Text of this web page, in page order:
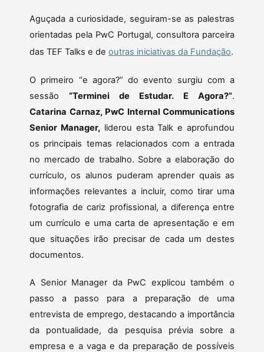
Aguçada a curiosidade, seguiram-se as palestras
orientadas pela PwC Portugal, consultora parceira
das TEF Talks e de outras iniciativas da Fundação.
O primeiro “e agora?” do evento surgiu com a
sessão “Terminei de Estudar. E Agora?”.
Catarina Carnaz, PwC Internal Communications
Senior Manager,liderou esta Talk e aprofundou
os principais temas relacionados com a entrada
no mercado de trabalho. Sobre a elaboração do
currículo, os alunos puderam aprender quais as
informações relevantes a incluir, como tirar uma
fotografia de cariz profissional, a diferença entre
um currículo e uma carta de apresentação e em
que situações irão precisar de cada um destes
documentos.
A Senior Manager da PwC explicou também o
passo a passo para a preparação de uma
entrevista de emprego, destacando a importância
da pontualidade, da pesquisa prévia sobre a
empresa e a vaga e da preparação de possíveis